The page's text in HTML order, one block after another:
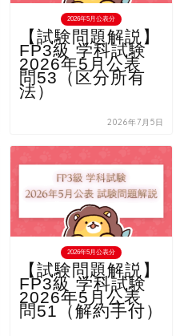
2026年5月公表分
【試験問題解説】
FP3級 学科試験
2026年5月公表
問53（区分所有
法）
2026年7月5日
2026年5月公表分
【試験問題解説】
FP3級 学科試験
2026年5月公表
問51（解約手付）